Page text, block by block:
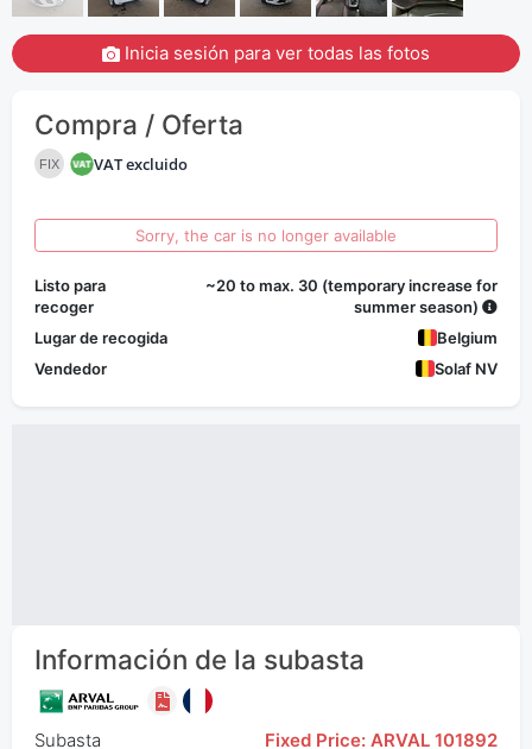
Inicia sesión para ver todas las fotos
Compra / Oferta
FIX VAT excluido
Sorry, the car is no longer available
Listo para
recoger
~20 to max. 30 (temporary increase for
summer season)
Lugar de recogida
Belgium
Vendedor
Solaf NV
Información de la subasta
Subasta Fixed Price: ARVAL 101892